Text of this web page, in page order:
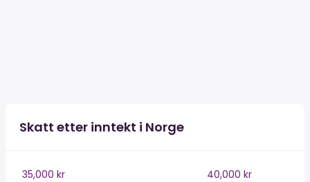
Skatt etter inntekt i Norge
35,000 kr
40,000 kr